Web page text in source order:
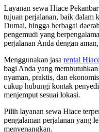
Layanan sewa Hiace
tujuan perjalanan, baik dalam
Dumai, hingga berbagai
pengemudi yang
perjalanan Anda dengan
Menggunakan jasa rental
bagi Anda yang
nyaman, praktis, dan
cukup hubungi kontak
menjemput sesuai lokasi.
Pilih layanan sewa Hiace
pengalaman perjalanan yang
menyenangkan.